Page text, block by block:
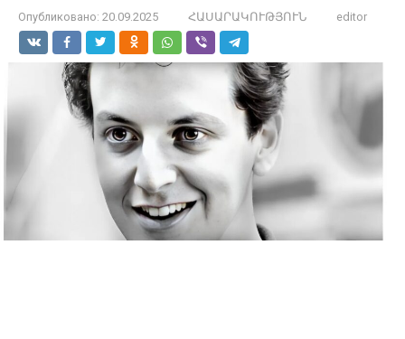
Опубликовано: 20.09.2025 ՀԱՍԱՐԱԿՈՒԹՅՈՒՆ editor